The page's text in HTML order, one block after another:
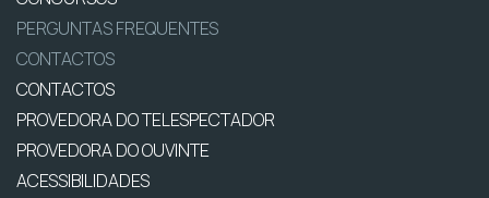
PERGUNTAS FREQUENTES
CONTACTOS
CONTACTOS
PROVEDORA DO TELESPECTADOR
PROVEDORA DO OUVINTE
ACESSIBILIDADES